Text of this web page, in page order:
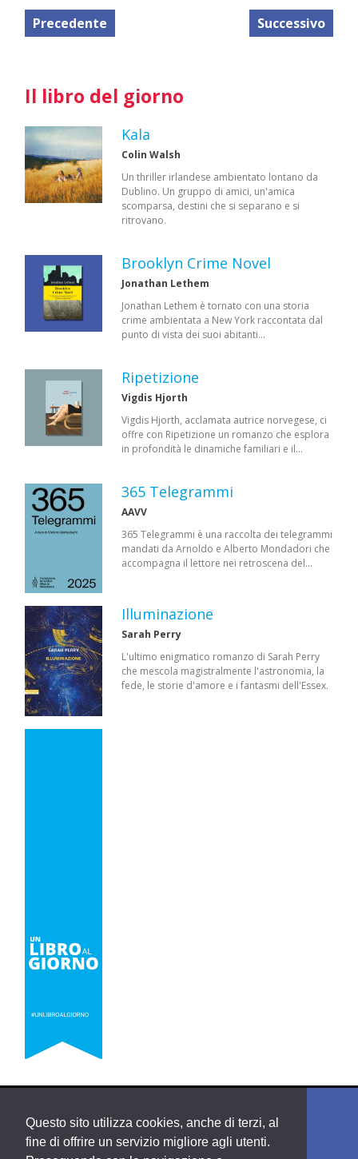
Questo sito utilizza cookies, anche di terzi, al
fine di offrire un servizio migliore agli utenti.
Precedente Successivo
Il libro del giorno
Kala
Colin Walsh
Un thriller irlandese ambientato lontano da
Dublino. Un gruppo di amici, un'amica
scomparsa, destini che si separano e si
ritrovano.
Brooklyn Crime Novel
Jonathan Lethem
Jonathan Lethem è tornato con una storia
crime ambientata a New York raccontata dal
punto di vista dei suoi abitanti…
Ripetizione
Vigdis Hjorth
Vigdis Hjorth, acclamata autrice norvegese, ci
offre con Ripetizione un romanzo che esplora
in profondità le dinamiche familiari e il…
365 Telegrammi
AAVV
365 Telegrammi è una raccolta dei telegrammi
mandati da Arnoldo e Alberto Mondadori che
accompagna il lettore nei retroscena del…
Illuminazione
Sarah Perry
L'ultimo enigmatico romanzo di Sarah Perry
che mescola magistralmente l'astronomia, la
fede, le storie d'amore e i fantasmi dell'Essex.